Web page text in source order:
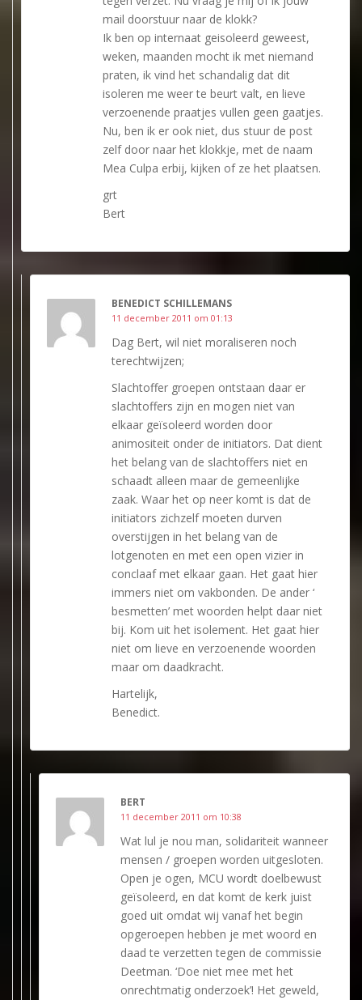
mail doorstuur naar de klokk?
Ik ben op internaat geisoleerd geweest,
weken, maanden mocht ik met niemand
praten, ik vind het schandalig dat dit
isoleren me weer te beurt valt, en lieve
verzoenende praatjes vullen geen gaatjes.
Nu, ben ik er ook niet, dus stuur de post
zelf door naar het klokkje, met de naam
Mea Culpa erbij, kijken of ze het plaatsen.
grt
Bert
BENEDICT SCHILLEMANS
11 december 2011 om 01:13
Dag Bert, wil niet moraliseren noch
terechtwijzen;
Slachtoffer groepen ontstaan daar er
slachtoffers zijn en mogen niet van
elkaar geïsoleerd worden door
animositeit onder de initiators. Dat dient
het belang van de slachtoffers niet en
schaadt alleen maar de gemeenlijke
zaak. Waar het op neer komt is dat de
initiators zichzelf moeten durven
overstijgen in het belang van de
lotgenoten en met een open vizier in
conclaaf met elkaar gaan. Het gaat hier
immers niet om vakbonden. De ander ‘
besmetten’ met woorden helpt daar niet
bij. Kom uit het isolement. Het gaat hier
niet om lieve en verzoenende woorden
maar om daadkracht.
Hartelijk,
Benedict.
BERT
11 december 2011 om 10:38
Wat lul je nou man, solidariteit wanneer
mensen / groepen worden uitgesloten.
Open je ogen, MCU wordt doelbewust
geïsoleerd, en dat komt de kerk juist
goed uit omdat wij vanaf het begin
opgeroepen hebben je met woord en
daad te verzetten tegen de commissie
Deetman. ‘Doe niet mee met het
onrechtmatig onderzoek’! Het geweld,